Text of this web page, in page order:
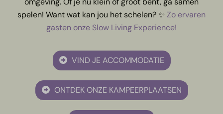
spelen! Want wat kan jou het schelen? ✨ Zo ervaren
gasten onze Slow Living Experience!
VIND JE ACCOMMODATIE
ONTDEK ONZE KAMPEERPLAATSEN